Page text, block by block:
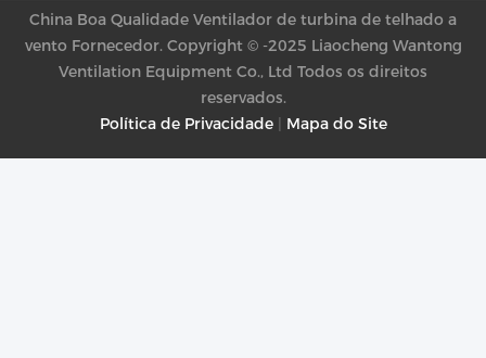
Política de Privacidade| Mapa do Site
China Boa Qualidade Ventilador de turbina de telhado a
vento Fornecedor. Copyright © -2025 Liaocheng Wantong
Ventilation Equipment Co., Ltd Todos os direitos
reservados.